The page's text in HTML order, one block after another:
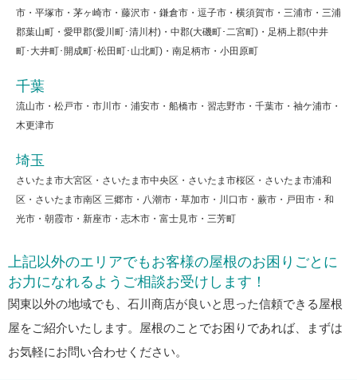
市・平塚市・茅ヶ崎市・藤沢市・鎌倉市・逗子市・横須賀市・三浦市・三浦
郡葉山町・愛甲郡(愛川町･清川村)・中郡(大磯町･二宮町)・足柄上郡(中井
町･大井町･開成町･松田町･山北町)・南足柄市・小田原町
千葉
流山市・松戸市・市川市・浦安市・船橋市・習志野市・千葉市・袖ケ浦市・
木更津市
埼玉
さいたま市大宮区・さいたま市中央区・さいたま市桜区・さいたま市浦和
区・さいたま市南区 三郷市・八潮市・草加市・川口市・蕨市・戸田市・和
光市・朝霞市・新座市・志木市・富士見市・三芳町
上記以外のエリアでもお客様の屋根のお困りごとに
お力になれるようご相談お受けします！
関東以外の地域でも、石川商店が良いと思った信頼できる屋根
屋をご紹介いたします。屋根のことでお困りであれば、まずは
お気軽にお問い合わせください。